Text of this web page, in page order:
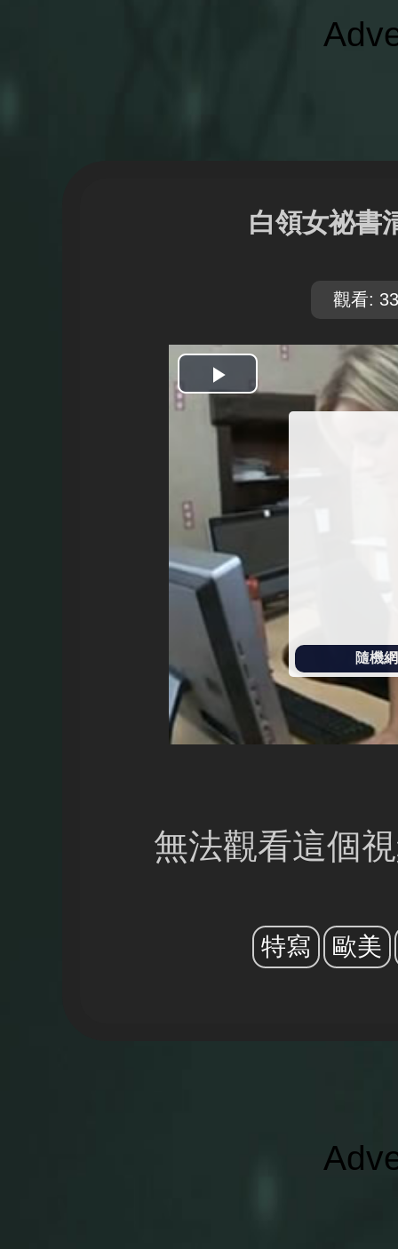
白領女祕書
觀看:
隨機
開
始
播
放
無法觀看這個
特寫 歐美